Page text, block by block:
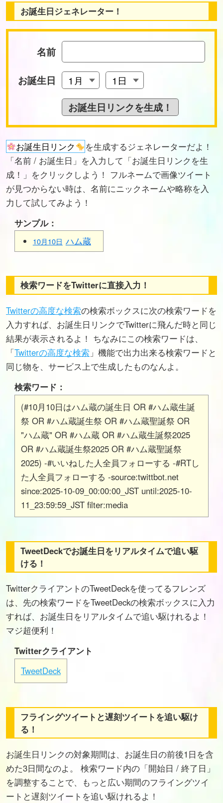
お誕生日ジェネレーター！
名前
お誕生日
お誕生日リンク
を生成するジェネレーターだよ！
「名前 / お誕生日」を入力して「お誕生日リンクを生
成！」をクリックしよう！ フルネームで画像ツイート
が見つからない時は、名前にニックネームや略称を入
力して試してみよう！
サンプル：
10月10日 ハム蔵
検索ワードをTwitterに直接入力！
Twitterの高度な検索の検索ボックスに次の検索ワードを
入力すれば、お誕生日リンクでTwitterに飛んだ時と同じ
結果が表示されるよ！ ちなみにこの検索ワードは、
「Twitterの高度な検索 」機能で出力出来る検索ワードと
同じ物を、サービス上で生成したものなんよ。
検索ワード：
(#10月10日はハム蔵の誕生日 OR #ハム蔵生誕
祭 OR #ハム蔵誕生祭 OR #ハム蔵聖誕祭 OR
"ハム蔵" OR #ハム蔵 OR #ハム蔵生誕祭2025
OR #ハム蔵誕生祭2025 OR #ハム蔵聖誕祭
2025) -#いいねした人全員フォローする -#RTし
た人全員フォローする -source:twittbot.net
since:2025-10-09_00:00:00_JST until:2025-10-
11_23:59:59_JST filter:media
TweetDeckでお誕生日をリアルタイムで追い駆
ける！
TwitterクライアントのTweetDeckを使ってるフレンズ
は、先の検索ワードをTweetDeckの検索ボックスに入力
すれば、お誕生日をリアルタイムで追い駆けれるよ！
マジ超便利！
Twitterクライアント
TweetDeck
フライングツイートと遅刻ツイートを追い駆け
る！
お誕生日リンクの対象期間は、お誕生日の前後1日を含
めた3日間なのよ。 検索ワード内の「開始日 / 終了日」
を調整することで、もっと広い期間のフライングツイ
ートと遅刻ツイートを追い駆けれるよ！